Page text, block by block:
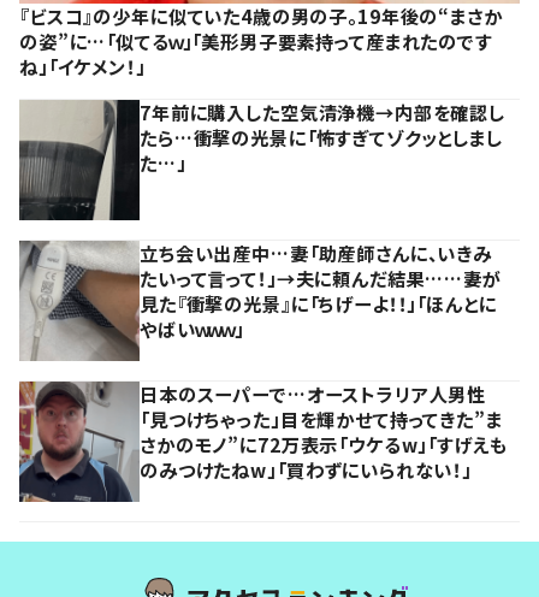
『ビスコ』の少年に似ていた4歳の男の子。19年後の“まさか
の姿”に…「似てるｗ」「美形男子要素持って産まれたのです
ね」「イケメン！」
7年前に購入した空気清浄機→内部を確認し
たら…衝撃の光景に「怖すぎてゾクッとしまし
た…」
立ち会い出産中…妻「助産師さんに、いきみ
たいって言って！」→夫に頼んだ結果……妻が
見た『衝撃の光景』に「ちげーよ！！」「ほんとに
やばいｗｗｗ」
日本のスーパーで…オーストラリア人男性
「見つけちゃった」目を輝かせて持ってきた”ま
さかのモノ”に72万表示「ウケるw」「すげえも
のみつけたねw」「買わずにいられない！」